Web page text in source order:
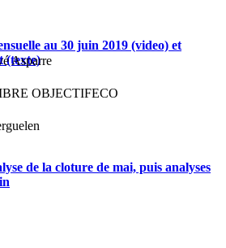
Asparre
OBJECTIFECO
au 30 juin 2019 (video) et
(texte)
de la cloture de mai, puis analyses